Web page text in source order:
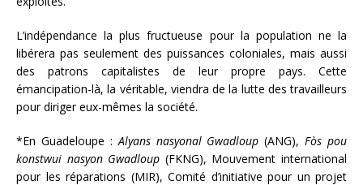
L’indépendance la plus fructueuse pour la population ne la
libérera pas seulement des puissances coloniales, mais aussi
des patrons capitalistes de leur propre pays. Cette
émancipation-là, la véritable, viendra de la lutte des travailleurs
pour diriger eux-mêmes la société.
*En Guadeloupe :Alyans nasyonal Gwadloup (ANG),Fòs pou
konstwui nasyon Gwadloup (FKNG), Mouvement international
pour les réparations (MIR), Comité d’initiative pour un projet